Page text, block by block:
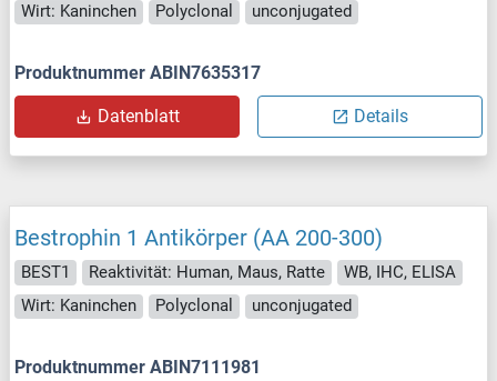
Wirt: Kaninchen
Polyclonal unconjugated
Produktnummer ABIN7635317
Datenblatt Details
Bestrophin 1 Antikörper (AA 200-300)
BEST1 Reaktivität: Human, Maus, Ratte
WB, IHC, ELISA
Wirt: Kaninchen
Polyclonal unconjugated
Produktnummer ABIN7111981